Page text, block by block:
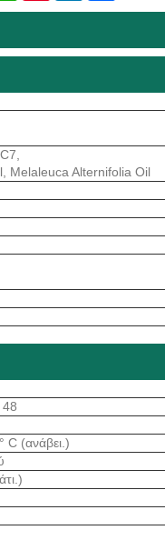
Melaleuca Alternifolia Oil
48
C (ανάβει.)